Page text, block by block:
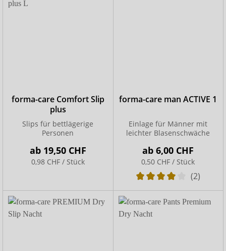
forma-care Comfort Slip
plus
Slips für bettlägerige
Personen
ab 19,50 CHF
0,98 CHF / Stück
forma-care man ACTIVE 1
Einlage für Männer mit
leichter Blasenschwäche
ab6,00 CHF
0,50 CHF / Stück
(2)